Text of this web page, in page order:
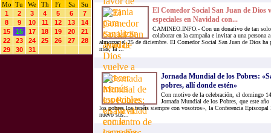
Mo
Tu We Th Fr Sa
Su
1
2 3 4 5 6
7
8
9 10 11 12 13
14
15
16 17 18 19 20
21
22
23 24 25 26 27
28
29
30 31
El Comedor Social San Juan de Dios
especiales en Navidad con...
CAMINEO.INFO.- Con un donativo de tan solo
colaborar en la campaña e invitar a una persona
almorzar el 25 de diciembre. El Comedor Social San Juan de Dios ha
más, la ...
Jornada Mundial de los Pobres:
pobres, allí donde estén»
Con motivo de la celebración, el domingo
Jornada Mundial de los Pobres, que este
los pobres los tenéis siempre con vosotros», la Conferencia Episcopal
nuevo sus...